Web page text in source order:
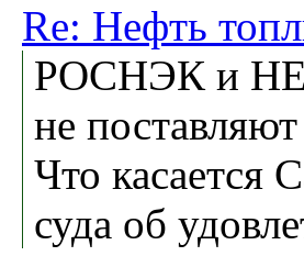
Re: Нефть
РОСНЭК и
не
Что касается
суда об